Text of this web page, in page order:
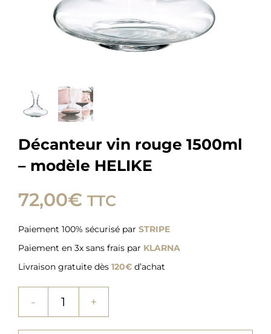
Décanteur vin rouge 1500ml
– modèle HELIKE
72,00€ TTC
Paiement 100% sécurisé par STRIPE
Paiement en 3x sans frais par KLARNA
Livraison gratuite dès 120€ d’achat
quantité